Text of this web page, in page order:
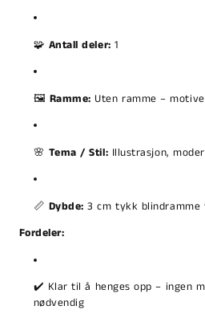
🧩 Antall deler: 1
🖼️ Ramme: Uten ramme –
🌸 Tema / Stil: Illustrasjon,
📏 Dybde: 3 cm tykk
Fordeler:
✔️ Klar til å henges opp – ingen
nødvendig